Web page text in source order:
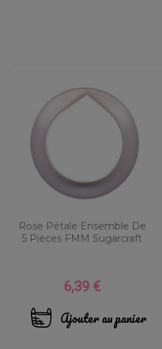
Rose Pétale Ensemble De
5 Pièces FMM Sugarcraft
Prix
6,39 €
Ajouter au panier